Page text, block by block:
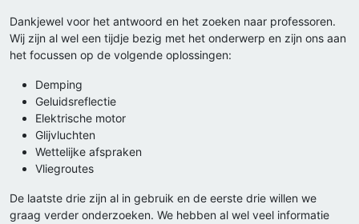
Dankjewel voor het antwoord en het zoeken naar professoren.
Wij zijn al wel een tijdje bezig met het onderwerp en zijn ons aan
het focussen op de volgende oplossingen:
Demping
Geluidsreflectie
Elektrische motor
Glijvluchten
Wettelijke afspraken
Vliegroutes
De laatste drie zijn al in gebruik en de eerste drie willen we
graag verder onderzoeken. We hebben al wel veel informatie